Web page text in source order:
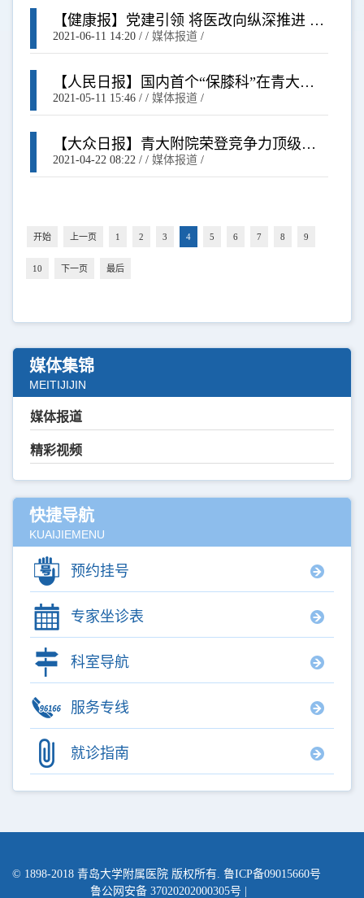
【健康报】党建引领 将医改向纵深推进 青
岛大学附属医院开创医疗惠民新思路
2021-06-11 14:20 / / 媒体报道/
【人民日报】国内首个“保膝科”在青大附
院成立 张英泽院士担任名誉科室主任
2021-05-11 15:46 / / 媒体报道/
【大众日报】青大附院荣登竞争力顶级医
院百强榜第49位
2021-04-22 08:22 / / 媒体报道/
开始 上一页 1 2 3 4 5 6 7 8 9
10 下一页 最后
媒体集锦
MEITIJIJIN
媒体报道
精彩视频
快捷导航
KUAIJIEMENU
预约挂号
专家坐诊表
科室导航
服务专线
就诊指南
© 1898-2018 青岛大学附属医院 版权所有. 鲁ICP备09015660号
鲁公网安备 37020202000305号